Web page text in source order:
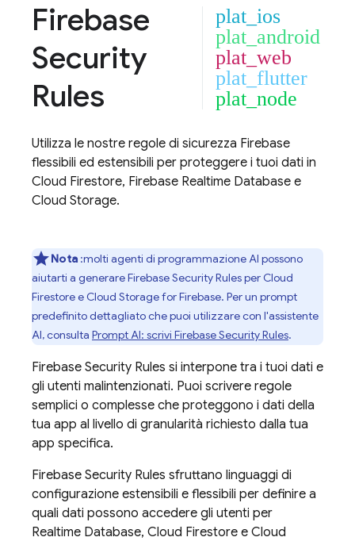
Firebase
Security
Rules
plat_ios
plat_android
plat_web
plat_flutter
plat_node
Utilizza le nostre regole di sicurezza Firebase
flessibili ed estensibili per proteggere i tuoi dati in
Cloud Firestore, Firebase Realtime Database e
Cloud Storage.
Nota :molti agenti di programmazione AI possono
aiutarti a generareFirebase Security Rulesper Cloud
Firestoree Cloud Storage for Firebase. Per un prompt
predefinito dettagliato che puoi utilizzare con l'assistente
AI, consulta Prompt AI: scrivi Firebase Security Rules.
Firebase Security Rules si interpone tra i tuoi dati e
gli utenti malintenzionati. Puoi scrivere regole
semplici o complesse che proteggono i dati della
tua app al livello di granularità richiesto dalla tua
app specifica.
Firebase Security Rules sfruttano linguaggi di
configurazione estensibili e flessibili per definire a
quali dati possono accedere gli utenti per
Realtime Database, Cloud Firestore e Cloud